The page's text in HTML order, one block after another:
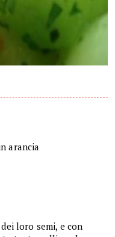
arancia
loro semi, e con